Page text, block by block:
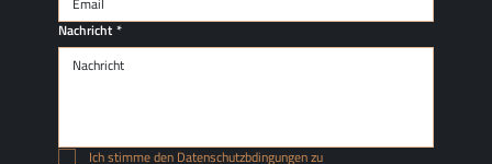
Nachricht *
Ich stimme den Datenschutzbdingungen zu